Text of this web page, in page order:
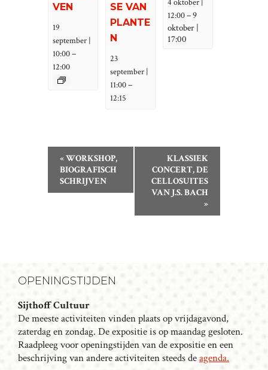
VEN
19
september |
10:00–
12:00
SE VAN
PLANTE
N
23
september |
11:00–
12:15
4 oktober |
12:00–9
oktober |
17:00
T
A
V
I
G
«WORKSHOP,
BIOGRAFISCH
SCHRIJVEN
KLASSIEK
CONCERT, DE
CELLOSUITES
VAN J.S. BACH
»
OPENINGSTIJDEN
Sijthoff Cultuur
De meeste activiteiten vinden plaats op vrijdagavond,
zaterdag en zondag. De expositie is op maandag gesloten.
Raadpleeg voor openingstijden van de expositie en een
beschrijving van andere activiteiten steeds deagenda.